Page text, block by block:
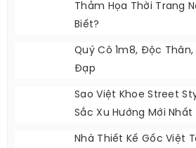
Thảm Họa Thời Trang
Biết?
Quý Cô 1m8, Độc Thân,
Đạp
Sao Việt Khoe Street
Sắc Xu Hướng Mới Nhất
Nhà Thiết Kế Gốc Việt